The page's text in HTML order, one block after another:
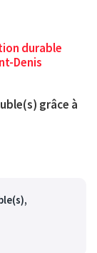
durable
Denis
grâce à